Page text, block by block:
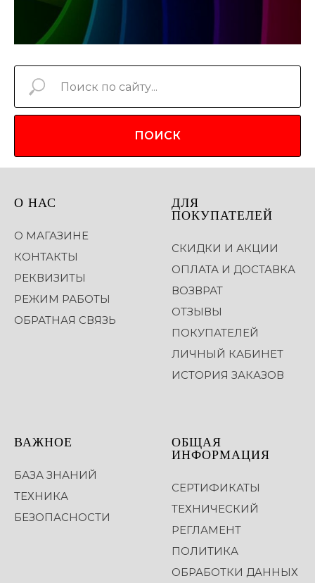
ПОИСК
О НАС
О МАГАЗИНЕ
КОНТАКТЫ
РЕКВИЗИТЫ
РЕЖИМ РАБОТЫ
ОБРАТНАЯ СВЯЗЬ
ДЛЯ
ПОКУПАТЕЛЕЙ
СКИДКИ И АКЦИИ
ОПЛАТА И ДОСТАВКА
ВОЗВРАТ
ОТЗЫВЫ
ПОКУПАТЕЛЕЙ
ЛИЧНЫЙ КАБИНЕТ
ИСТОРИЯ ЗАКАЗОВ
ВАЖНОЕ
БАЗА ЗНАНИЙ
ТЕХНИКА
БЕЗОПАСНОСТИ
ОБЩАЯ
ИНФОРМАЦИЯ
СЕРТИФИКАТЫ
ТЕХНИЧЕСКИЙ
РЕГЛАМЕНТ
ПОЛИТИКА
ОБРАБОТКИ ДАННЫХ